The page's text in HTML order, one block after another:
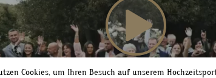
Cookies, um Ihren Besuch auf unserem